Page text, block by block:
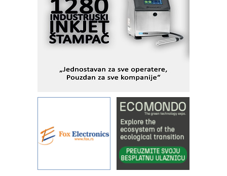
pionirskimmobile operator PANEL-OM
Fleksibilno stezanje i brzo
podešavanje u proizvodnji prototipova
KIP KOP – napredna rešenja za
objekte
Alba d.o.o. – 35 godina preciznosti u
IBeRTIM - oprema za ispitivanje
kontrole kvaliteta
STAUFF – Komponente koje
povećavaju pouzdanost hidrauličkih